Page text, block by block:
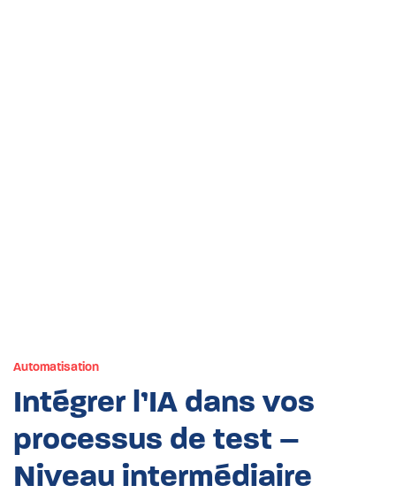
Automatisation
Intégrer l’IA dans vos
processus de test –
Niveau intermédiaire